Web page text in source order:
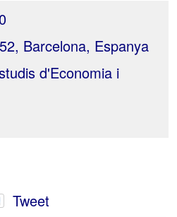
Barcelona, Espanya
d'Economia i
Tweet